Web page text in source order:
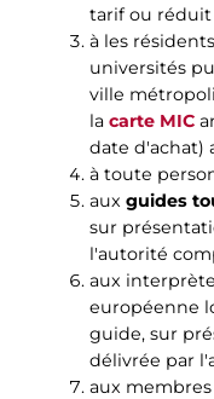
tarif ou
à les
universités
ville
la carte MIC
date d'achat)
à toute
aux guides
sur
l'autorité
aux
européenne
guide, sur
délivrée par
aux